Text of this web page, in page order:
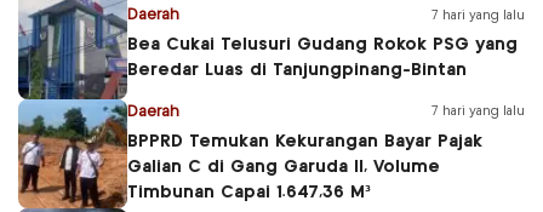
Daerah 7 hari yang lalu
Bea Cukai Telusuri Gudang Rokok PSG yang
Beredar Luas di Tanjungpinang-Bintan
Daerah 7 hari yang lalu
BPPRD Temukan Kekurangan Bayar Pajak
Galian C di Gang Garuda II, Volume
Timbunan Capai 1.647,36 M³